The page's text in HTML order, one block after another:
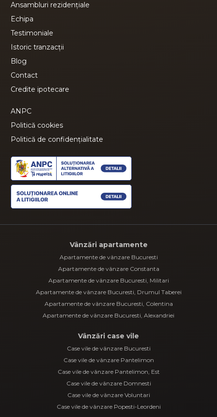
Ansambluri rezidențiale
Echipa
Testimoniale
Istoric tranzacții
Blog
Contact
Credite ipotecare
ANPC
Politică cookies
Politică de confidențialitate
Vânzări apartamente
Apartamente de vânzare Bucuresti
Apartamente de vânzare Constanta
Apartamente de vânzare Bucuresti, Militari
Apartamente de vânzare Bucuresti, Drumul Taberei
Apartamente de vânzare Bucuresti, Colentina
Apartamente de vânzare Bucuresti, Alexandriei
Vânzări case vile
Case vile de vânzare Bucuresti
Case vile de vânzare Pantelimon
Case vile de vânzare Pantelimon, Est
Case vile de vânzare Domnesti
Case vile de vânzare Voluntari
Case vile de vânzare Popesti-Leordeni